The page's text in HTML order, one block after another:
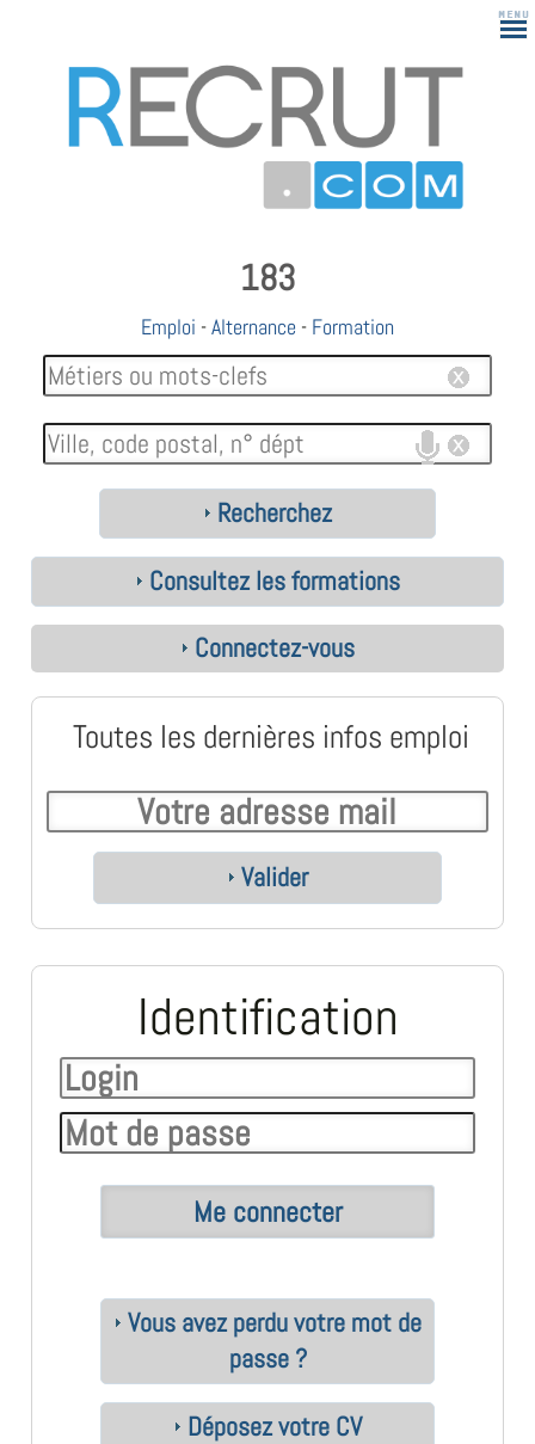
183
Emploi -Alternance - Formation
Recherchez
Consultez les formations
Connectez-vous
Toutes les dernières infos emploi
Valider
Identification
Vous avez perdu votre mot de
passe ?
Déposez votre CV